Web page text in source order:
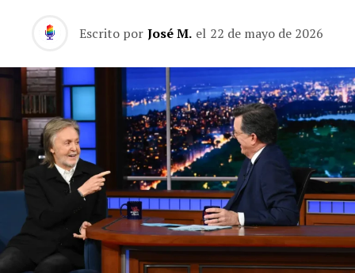
Escrito por José M. el 22 de mayo de 2026